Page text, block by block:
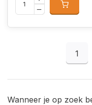
1
Wanneer je op zoek